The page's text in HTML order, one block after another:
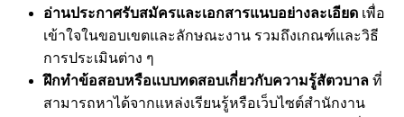
อ่านประกาศรับสมัครและเอกสารแนบอย่างละเอียด เพื่อ
เข้าใจในขอบเขตและลักษณะงาน รวมถึงเกณฑ์และวิธี
การประเมินต่าง ๆ
ฝึกทำข้อสอบหรือแบบทดสอบเกี่ยวกับความรู้สัตวบาล ที่
สามารถหาได้จากแหล่งเรียนรู้หรือเว็บไซต์สำนักงาน